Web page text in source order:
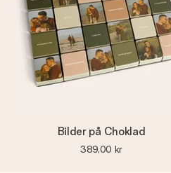
Bilder på Choklad
389,00 kr